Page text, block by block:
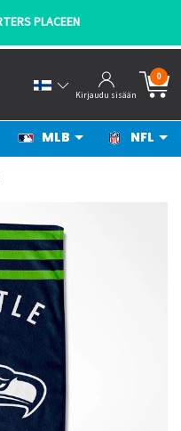
PLACEEN
Kirjaudu sisään
0
MLB NFL